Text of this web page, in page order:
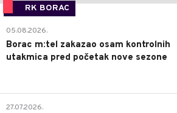
RK BORAC
05.08.2026.
Borac m:tel zakazao osam kontrolnih
utakmica pred početak nove sezone
27.07.2026.